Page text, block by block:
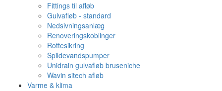
Fittings til afløb
Gulvafløb - standard
Nedsivningsanlæg
Renoveringskoblinger
Rottesikring
Spildevandspumper
Unidrain gulvafløb bruseniche
Wavin sitech afløb
Varme & klima